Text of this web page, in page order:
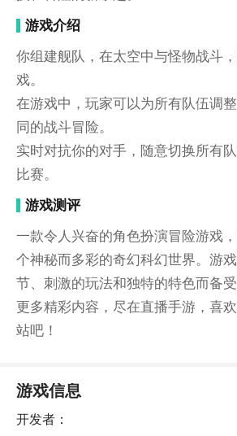
游戏介绍
你组建舰队，在太空中与怪物战斗
戏。
在游戏中，玩家可以为所有队伍调
同的战斗冒险。
实时对抗你的对手，随意切换所有
比赛。
游戏测评
一款令人兴奋的角色扮演冒险游戏
个神秘而多彩的奇幻科幻世界。游
节、刺激的玩法和独特的特色而备受
更多精彩内容，尽在直播手游，喜
站吧！
游戏信息
开发者：